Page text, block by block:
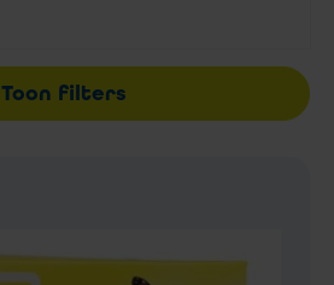
Toon filters